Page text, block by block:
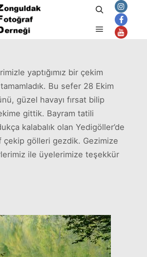
Ana menü
29, 2018
yaptığımız bir çekim
Bu sefer 28 Ekim
güzel havayı fırsat bilip
gittik. Bayram tatili
kalabalık olan Yedigöller’de
çekip gölleri gezdik. Gezimize
ile üyelerimize teşekkür